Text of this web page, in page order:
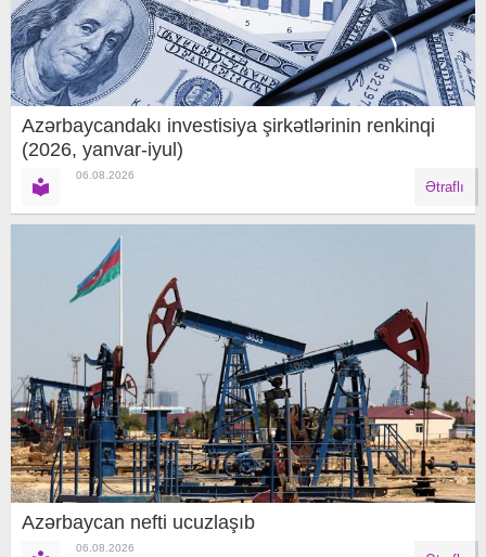
Azərbaycandakı investisiya şirkətlərinin renkinqi
(2026, yanvar-iyul)
06.08.2026
Ətraflı
Azərbaycan nefti ucuzlaşıb
06.08.2026